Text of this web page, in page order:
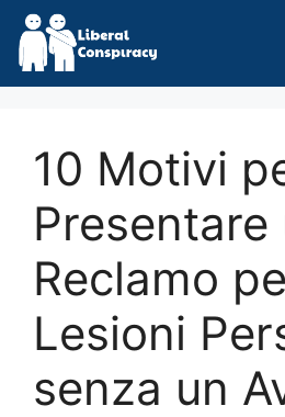
Skip
content
10 Motivi
Presentare
Reclamo
Lesioni
senza un